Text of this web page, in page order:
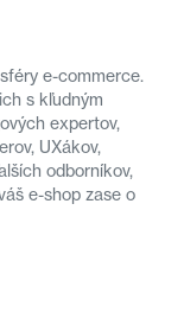
e-commerce.
s kľudným
expertov,
UXákov,
odborníkov,
e-shop zase o